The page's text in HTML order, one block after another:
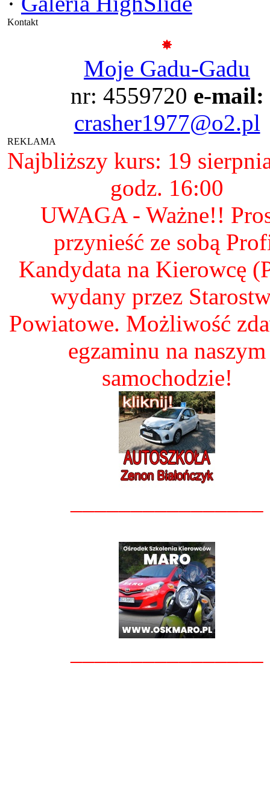
Kontakt
Moje Gadu-Gadu
nr: 4559720 e-mail:
crasher1977@o2.pl
REKLAMA
Najbliższy kurs: 19
godz. 16:00
UWAGA - Ważne!!
przynieść ze sobą
Kandydata na Kierowcę
wydany przez
Powiatowe. Możliwość
egzaminu na naszym
samochodzie!